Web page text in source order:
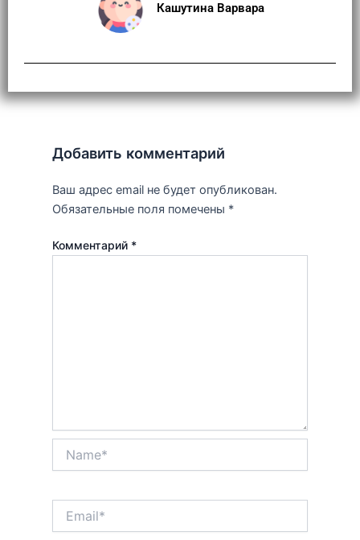
Кашутина Варвара
Добавить комментарий
Ваш адрес email не будет опубликован.
Обязательные поля помечены *
Комментарий *